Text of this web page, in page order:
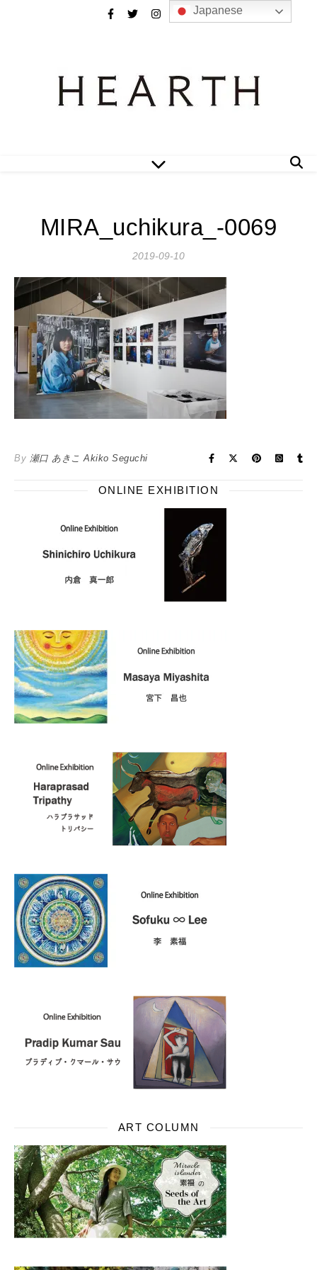
MIRA_uchikura_-0069
2019-09-10
By 瀬口 あきこ Akiko Seguchi
ONLINE EXHIBITION
ART COLUMN
Japanese